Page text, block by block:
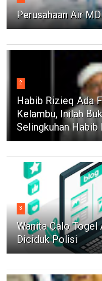
Perusahaan Air
2
Habib Rizieq Ada
Kelambu, Inilah
Selingkuhan
3
Wanita Calo Togel
Diciduk Polisi